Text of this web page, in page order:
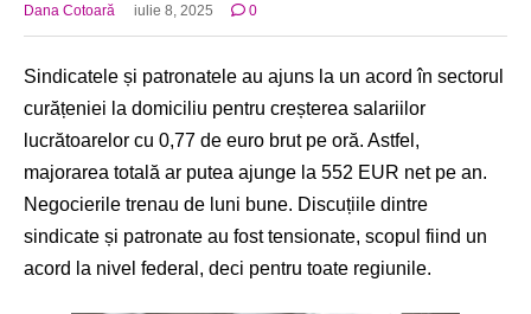
Dana Cotoară iulie 8, 2025 0
Sindicatele și patronatele au ajuns la un acord în sectorul
curățeniei la domiciliu pentru creșterea salariilor
lucrătoarelor cu 0,77 de euro brut pe oră. Astfel,
majorarea totală ar putea ajunge la 552 EUR net pe an.
Negocierile trenau de luni bune. Discuțiile dintre
sindicate și patronate au fost tensionate, scopul fiind un
acord la nivel federal, deci pentru toate regiunile.